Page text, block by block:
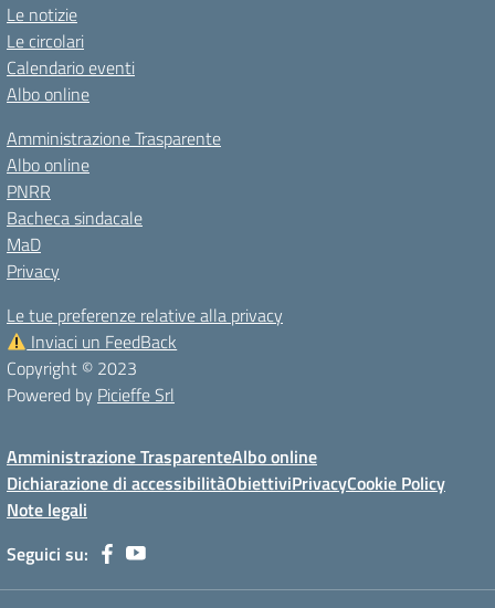
Le notizie
Le circolari
Calendario eventi
Albo online
Amministrazione Trasparente
Albo online
PNRR
Bacheca sindacale
MaD
Privacy
Le tue preferenze relative alla privacy
Inviaci un FeedBack
Copyright © 2023
Powered by Picieffe Srl
Amministrazione TrasparenteAlbo online
Dichiarazione di accessibilitàObiettiviPrivacyCookie Policy
Note legali
Seguici su: